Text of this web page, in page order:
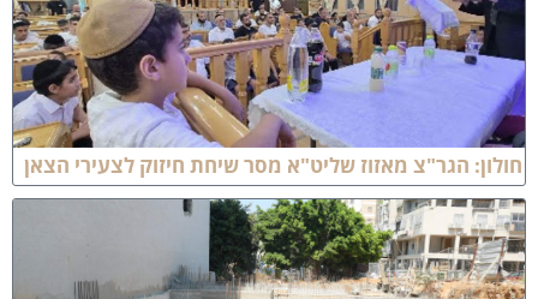
הגר"צ מאזוז שליט"א מסר שיחת חיזוק לצעירי הצאן